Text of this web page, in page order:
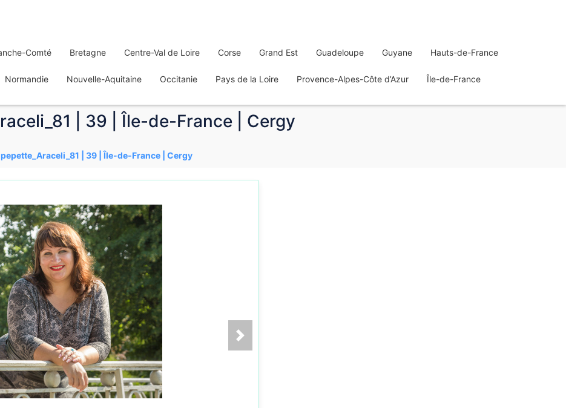
Comté Bretagne Centre-Val de Loire Corse Grand Est Guadeloupe Guyane Hauts-de-France
Normandie Nouvelle-Aquitaine Occitanie Pays de la Loire Provence-Alpes-Côte d’Azur Île-de-France
| 39 | Île-de-France | Cergy
| 39 | Île-de-France | Cergy